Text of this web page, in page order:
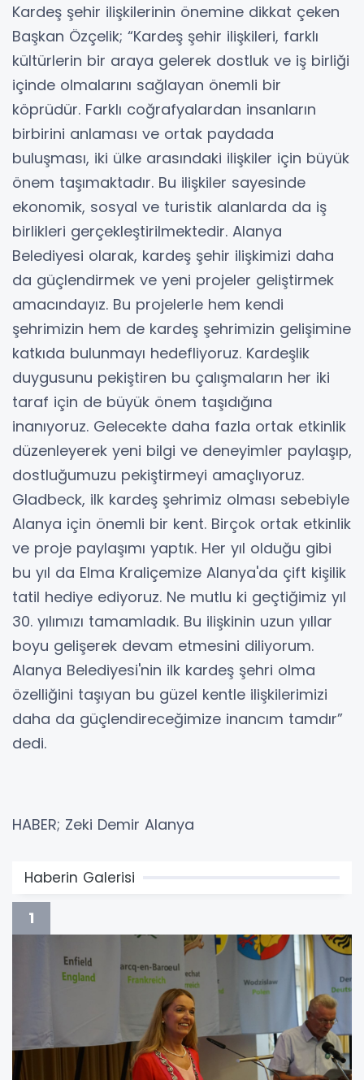
Kardeş şehir ilişkilerinin önemine dikkat çeken
Başkan Özçelik; “Kardeş şehir ilişkileri, farklı
kültürlerin bir araya gelerek dostluk ve iş birliği
içinde olmalarını sağlayan önemli bir
köprüdür. Farklı coğrafyalardan insanların
birbirini anlaması ve ortak paydada
buluşması, iki ülke arasındaki ilişkiler için büyük
önem taşımaktadır. Bu ilişkiler sayesinde
ekonomik, sosyal ve turistik alanlarda da iş
birlikleri gerçekleştirilmektedir. Alanya
Belediyesi olarak, kardeş şehir ilişkimizi daha
da güçlendirmek ve yeni projeler geliştirmek
amacındayız. Bu projelerle hem kendi
şehrimizin hem de kardeş şehrimizin gelişimine
katkıda bulunmayı hedefliyoruz. Kardeşlik
duygusunu pekiştiren bu çalışmaların her iki
taraf için de büyük önem taşıdığına
inanıyoruz. Gelecekte daha fazla ortak etkinlik
düzenleyerek yeni bilgi ve deneyimler paylaşıp,
dostluğumuzu pekiştirmeyi amaçlıyoruz.
Gladbeck, ilk kardeş şehrimiz olması sebebiyle
Alanya için önemli bir kent. Birçok ortak etkinlik
ve proje paylaşımı yaptık. Her yıl olduğu gibi
bu yıl da Elma Kraliçemize Alanya'da çift kişilik
tatil hediye ediyoruz. Ne mutlu ki geçtiğimiz yıl
30. yılımızı tamamladık. Bu ilişkinin uzun yıllar
boyu gelişerek devam etmesini diliyorum.
Alanya Belediyesi'nin ilk kardeş şehri olma
özelliğini taşıyan bu güzel kentle ilişkilerimizi
daha da güçlendireceğimize inancım tamdır”
dedi.
HABER; Zeki Demir Alanya
Haberin Galerisi
1